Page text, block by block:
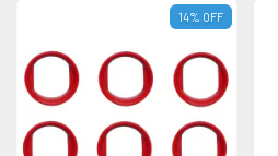
14% OFF